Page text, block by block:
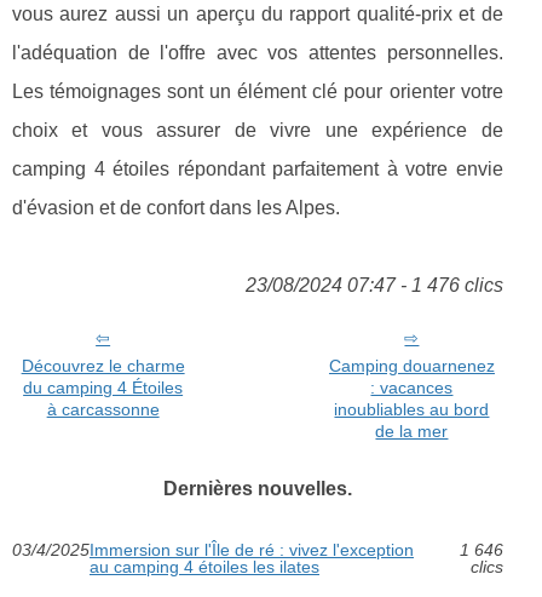
vous aurez aussi un aperçu du rapport qualité-prix et de
l'adéquation de l'offre avec vos attentes personnelles.
Les témoignages sont un élément clé pour orienter votre
choix et vous assurer de vivre une expérience de
camping 4 étoiles répondant parfaitement à votre envie
d'évasion et de confort dans les Alpes.
23/08/2024 07:47 - 1 476 clics
Découvrez le charme
du camping 4 Étoiles
à carcassonne
Camping douarnenez
: vacances
inoubliables au bord
de la mer
Dernières nouvelles.
03/4/2025Immersion sur l'Île de ré : vivez l'exception
au camping 4 étoiles les ilates
1 646
clics